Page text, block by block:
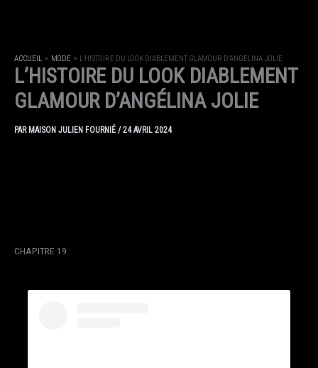
ACCUEIL MODE L’HISTOIRE DU LOOK DIABLEMENT GLAMOUR D’ANGÉLINA JOLIE
L’HISTOIRE DU LOOK DIABLEMENT
GLAMOUR D’ANGÉLINA JOLIE
PAR MAISON JULIEN FOURNIÉ /24 AVRIL 2024
CHAPITRE 19